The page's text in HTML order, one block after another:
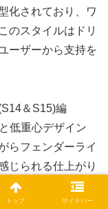
化されており、ワ
のスタイルはドリ
ーザーから支持を
＆S15)編
低重心デザイン
らフェンダーライ
じられる仕上がり
トップ サイドバー